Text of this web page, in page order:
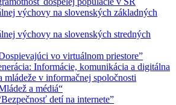
výchovy na slovenských základných
výchovy na slovenských stredných
vo virtuálnom priestore”
Informácie, komunikácia a digitálna
mládeže v informačnej spoločnosti
a médiá“
detí na internete”